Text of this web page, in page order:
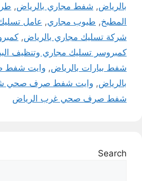
بالرياض, شفط مجاري بالرياض,
المطبخ, طيوب مجاري, عامل
شركة تسليك مجاري بالرياض,
كمبروسر تسليك مجاري وتنظيف
شفط بيارات بالرياض, وايت
بالرياض, وايت شفط صرف صحي
شفط صرف صحي غرب الرياض
Search